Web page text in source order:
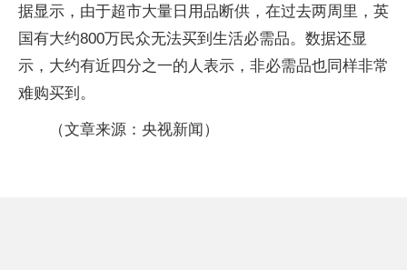
据显示，由于超市大量日用品断供，在过去两周里，英
国有大约800万民众无法买到生活必需品。数据还显
示，大约有近四分之一的人表示，非必需品也同样非常
难购买到。
（文章来源：央视新闻）